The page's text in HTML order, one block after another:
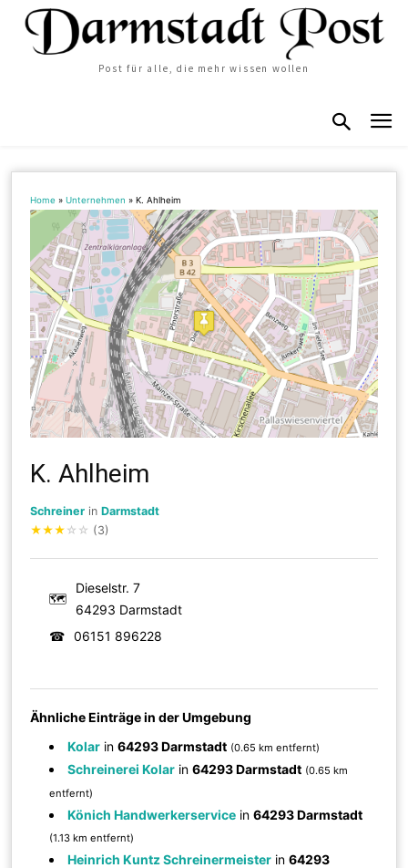
Post für alle, die mehr wissen wollen
Home »Unternehmen »K. Ahlheim
K. Ahlheim
Schreiner inDarmstadt
★★★ ☆ ☆ (3)
🗺
Dieselstr. 7
64293 Darmstadt
☎
06151 896228
Ähnliche Einträge in der Umgebung
Kolar in64293 Darmstadt (0.65 km entfernt)
Schreinerei Kolar in64293 Darmstadt (0.65 km
entfernt)
Könich Handwerkerservice in64293 Darmstadt
(1.13 km entfernt)
Heinrich Kuntz Schreinermeister in64293